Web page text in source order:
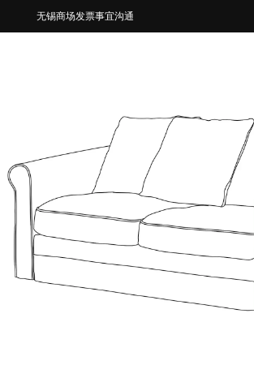
无锡商场发票事宜沟通